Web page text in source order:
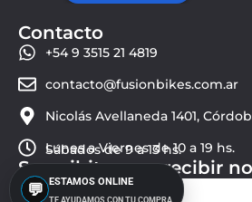
Contacto
+54 9 3515 21 4819
contacto@fusionbikes.com.ar
Nicolás Avellaneda 1401,
Lunes a Viernes de 10 a 19 hs.
Sábados de 9 a 13 hs.
Suscribite para recibir
💬 ESTAMOS ONLINE
TE AYUDAMOS CON TU COMPRA